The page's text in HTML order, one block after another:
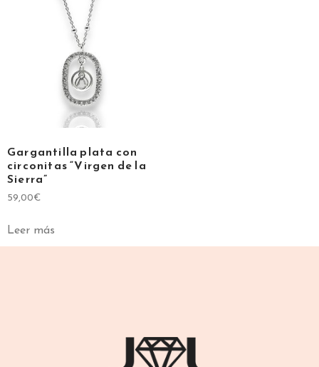
Gargantilla plata con
circonitas “Virgen de la
Sierra”
59,00€
Leer más